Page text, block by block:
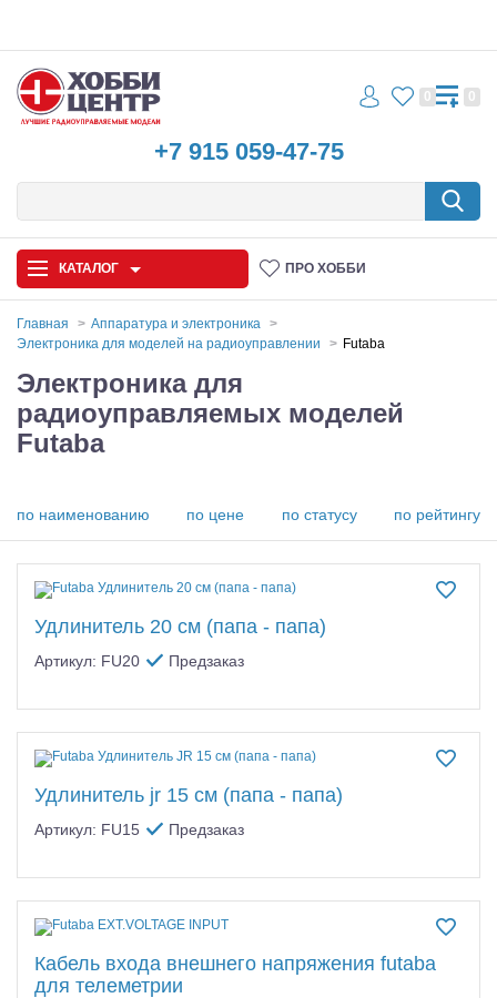
+7 915 059-47-75
0 0
КАТАЛОГ ПРО ХОББИ
Запчасти и аксессуары
Игрушки
Судомодели
Аккумуляторы и батарейки
Зарядные устройства и блоки питания
Двигатели
Технические жидкости
Инструмент,измерительные приборы,расходники
Оптовая продажа запчастей для моделей
Главная
Аппаратура и электроника
Электроника для моделей на радиоуправлении
Futaba
Электроника для
радиоуправляемых моделей
Futaba
по наименованию по цене по статусу по рейтингу
Удлинитель 20 см (папа - папа)
Артикул: FU20 Предзаказ
Удлинитель jr 15 см (папа - папа)
Артикул: FU15 Предзаказ
Кабель входа внешнего напряжения futaba
для телеметрии